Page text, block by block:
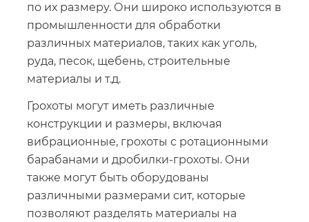
по их размеру. Они широко используются в
промышленности для обработки
различных материалов, таких как уголь,
руда, песок, щебень, строительные
материалы и т.д.
Грохоты могут иметь различные
конструкции и размеры, включая
вибрационные, грохоты с ротационными
барабанами и дробилки-грохоты. Они
также могут быть оборудованы
различными размерами сит, которые
позволяют разделять материалы на